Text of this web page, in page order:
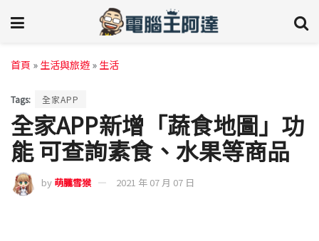
首頁 » 生活與旅遊 » 生活
Tags: 全家APP
全家APP新增「蔬食地圖」功
能 可查詢素食、水果等商品
by 萌朧雪猴 2021 年 07 月 07 日